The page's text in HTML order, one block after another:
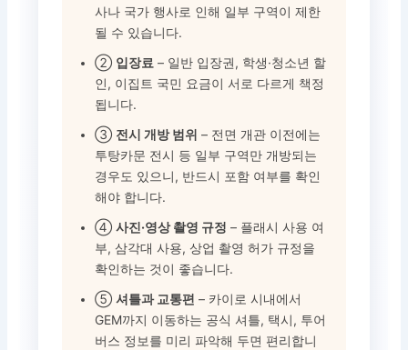
사나 국가 행사로 인해 일부 구역이 제한
될 수 있습니다.
② 입장료 – 일반 입장권, 학생·청소년 할
인, 이집트 국민 요금이 서로 다르게 책정
됩니다.
③ 전시 개방 범위 – 전면 개관 이전에는
투탕카문 전시 등 일부 구역만 개방되는
경우도 있으니, 반드시 포함 여부를 확인
해야 합니다.
④사진·영상 촬영 규정 – 플래시 사용 여
부, 삼각대 사용, 상업 촬영 허가 규정을
확인하는 것이 좋습니다.
⑤셔틀과 교통편 – 카이로 시내에서
GEM까지 이동하는 공식 셔틀, 택시, 투어
버스 정보를 미리 파악해 두면 편리합니